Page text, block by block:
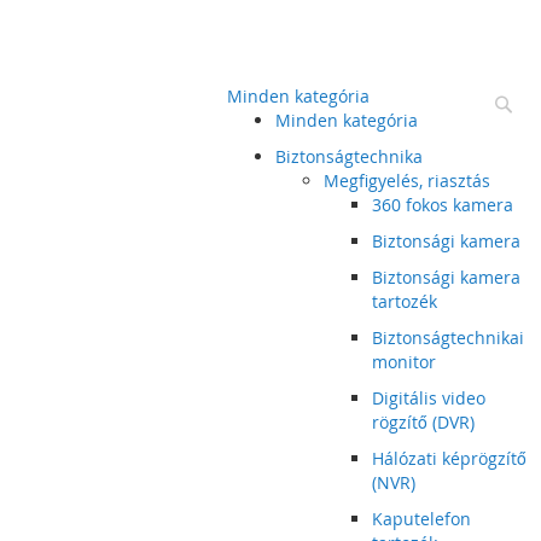
Minden kategória
Minden kategória
Biztonságtechnika
Megfigyelés, riasztás
360 fokos kamera
Biztonsági kamera
Biztonsági kamera
tartozék
Biztonságtechnikai
monitor
Digitális video
rögzítő (DVR)
Hálózati képrögzítő
(NVR)
Kaputelefon